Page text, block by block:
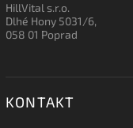
HillVital s.r.o.
Dlhé Hony 5031/6,
058 01 Poprad
KONTAKT